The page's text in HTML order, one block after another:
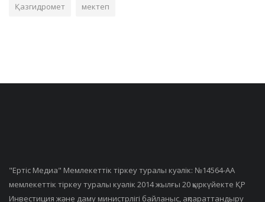
Қазгидромет мектеп
"Ертiс Медиа" Мемлекеттік тіркеу туралы куәлік: №14564-АА
мемлекеттік тіркеу туралы куәлік 2014 жылғы 20 қыркүйекте ҚР
Инвестиция және даму министрлігі байланыс, ақпараттандыру